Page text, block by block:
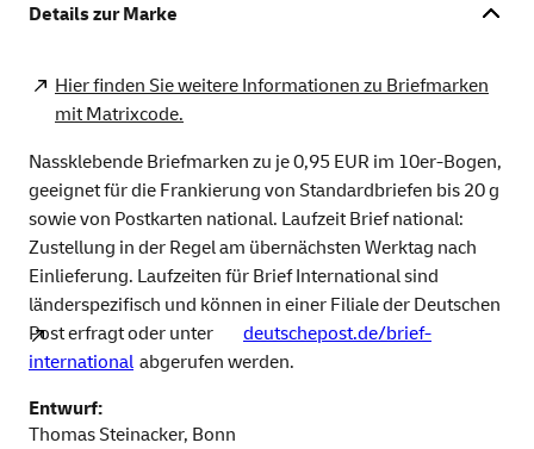
Details zur Marke
Hier finden Sie weitere Informationen zu Briefmarken
mit Matrixcode.
Nassklebende Briefmarken zu je 0,95 EUR im 10er-Bogen,
geeignet für die Frankierung von Standardbriefen bis 20 g
sowie von Postkarten national. Laufzeit Brief national:
Zustellung in der Regel am übernächsten Werktag nach
Einlieferung. Laufzeiten für Brief International sind
länderspezifisch und können in einer Filiale der Deutschen
Post erfragt oder unter
deutschepost.de/brief-
international abgerufen werden.
Entwurf:
Thomas Steinacker, Bonn